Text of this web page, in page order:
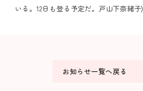
いる。12日も登る予定だ。戸山下奈緒子)
お知らせ一覧へ戻る